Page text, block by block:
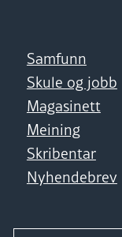
Samfunn
Skule og jobb
Magasinett
Meining
Skribentar
Nyhendebrev